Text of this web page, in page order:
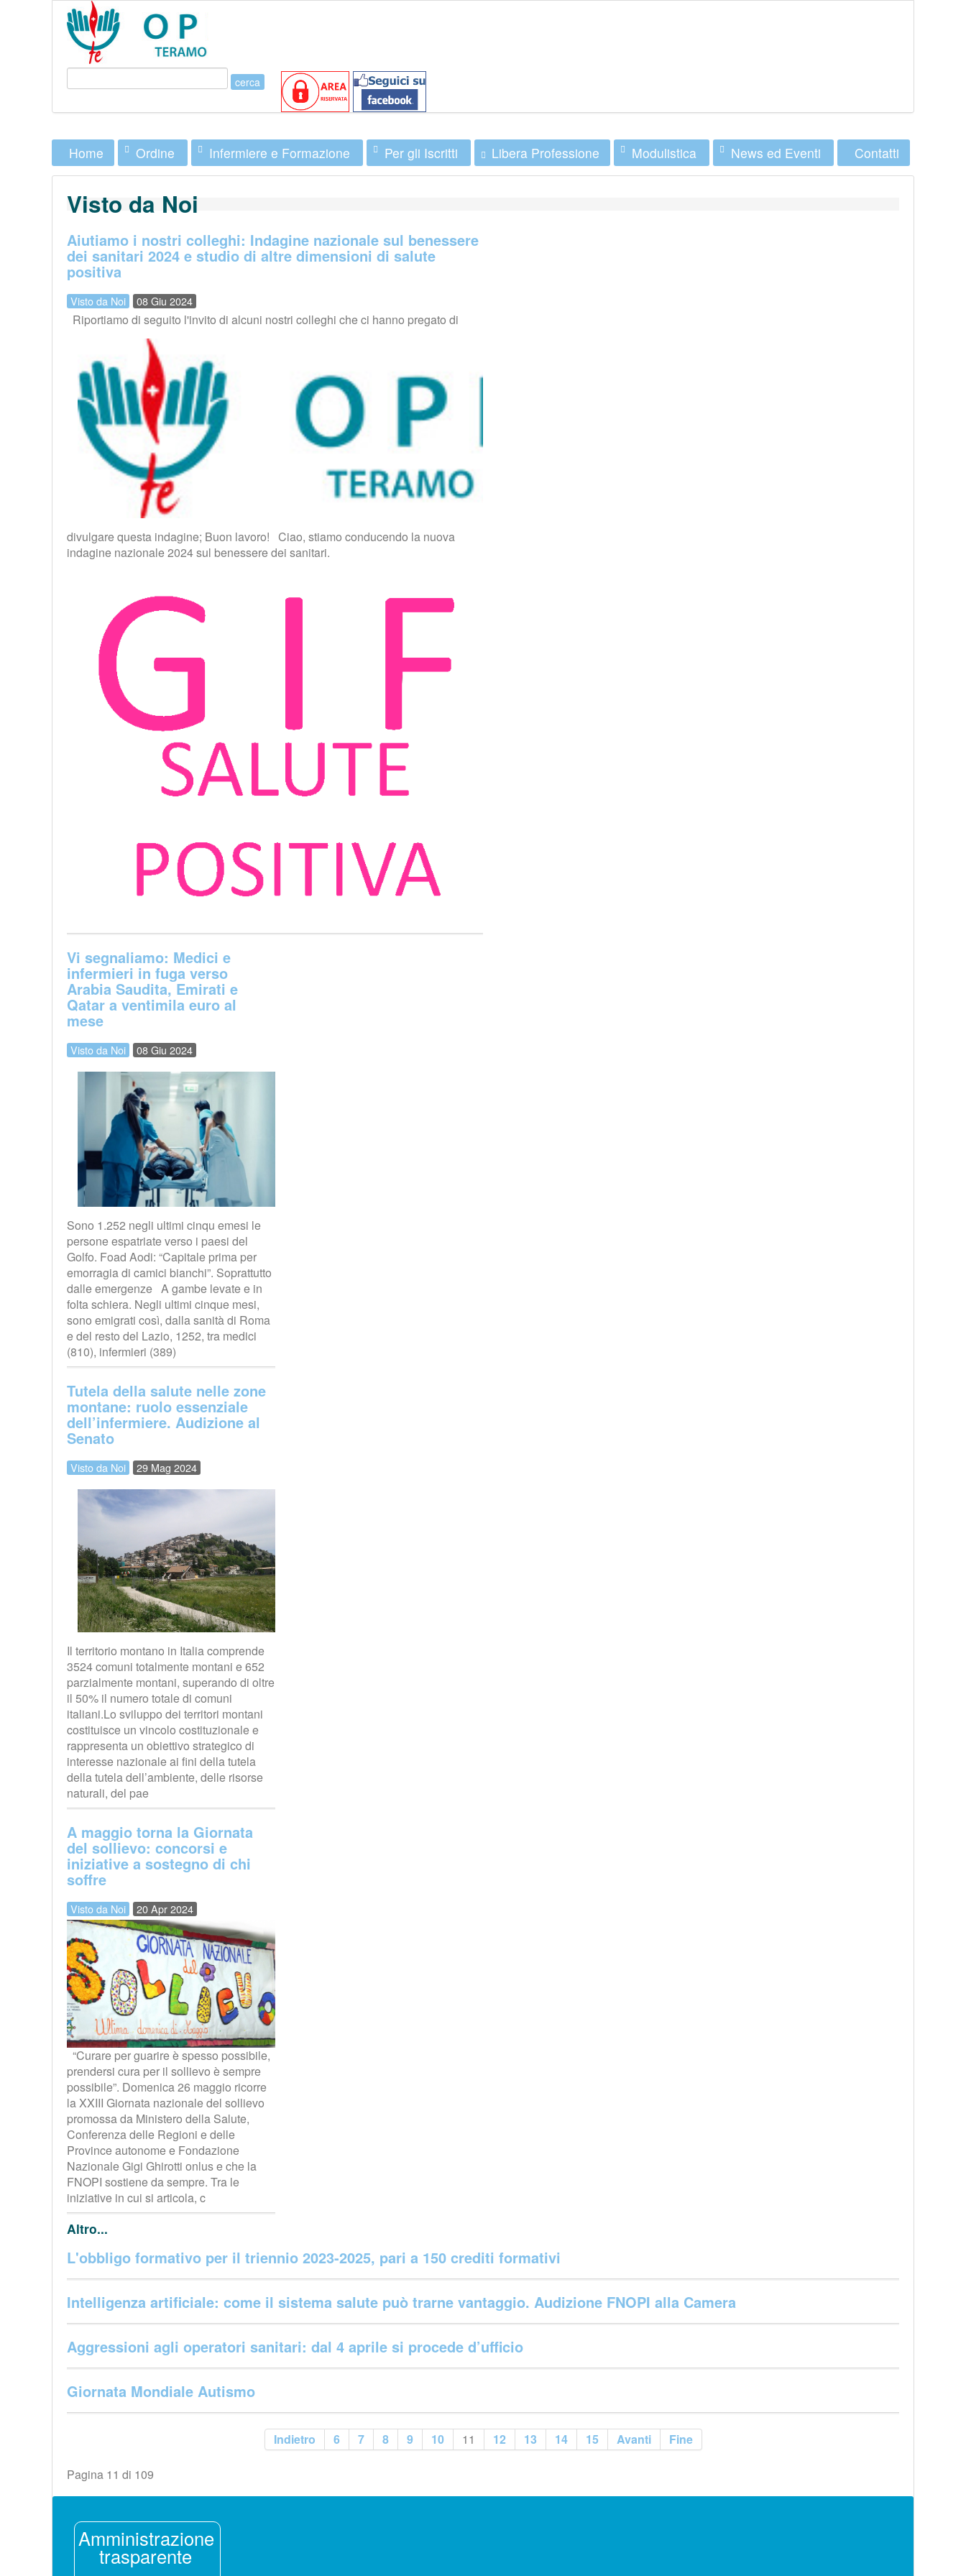
Home Ordine Infermiere e Formazione Per gli Iscritti Libera Professione Modulistica News ed Eventi Contatti
Visto da Noi
Aiutiamo i nostri colleghi: Indagine nazionale sul benessere
dei sanitari 2024 e studio di altre dimensioni di salute
positiva
Visto da Noi 08 Giu 2024
Riportiamo di seguito l'invito di alcuni nostri colleghi che ci hanno pregato di
divulgare questa indagine; Buon lavoro! Ciao, stiamo conducendo la nuova
indagine nazionale 2024 sul benessere dei sanitari.
Vi segnaliamo: Medici e
infermieri in fuga verso
Arabia Saudita, Emirati e
Qatar a ventimila euro al
mese
Visto da Noi 08 Giu 2024
Sono 1.252 negli ultimi cinqu emesi le
persone espatriate verso i paesi del
Golfo. Foad Aodi: “Capitale prima per
emorragia di camici bianchi”. Soprattutto
dalle emergenze A gambe levate e in
folta schiera. Negli ultimi cinque mesi,
sono emigrati così, dalla sanità di Roma
e del resto del Lazio, 1252, tra medici
(810), infermieri (389)
Tutela della salute nelle zone
montane: ruolo essenziale
dell’infermiere. Audizione al
Senato
Visto da Noi 29 Mag 2024
Il territorio montano in Italia comprende
3524 comuni totalmente montani e 652
parzialmente montani, superando di oltre
il 50% il numero totale di comuni
italiani.Lo sviluppo dei territori montani
costituisce un vincolo costituzionale e
rappresenta un obiettivo strategico di
interesse nazionale ai fini della tutela
della tutela dell’ambiente, delle risorse
naturali, del pae
A maggio torna la Giornata
del sollievo: concorsi e
iniziative a sostegno di chi
soffre
Visto da Noi 20 Apr 2024
“Curare per guarire è spesso possibile,
prendersi cura per il sollievo è sempre
possibile”. Domenica 26 maggio ricorre
la XXIII Giornata nazionale del sollievo
promossa da Ministero della Salute,
Conferenza delle Regioni e delle
Province autonome e Fondazione
Nazionale Gigi Ghirotti onlus e che la
FNOPI sostiene da sempre. Tra le
iniziative in cui si articola, c
Altro...
L'obbligo formativo per il triennio 2023-2025, pari a 150 crediti formativi
Intelligenza artificiale: come il sistema salute può trarne vantaggio. Audizione FNOPI alla Camera
Aggressioni agli operatori sanitari: dal 4 aprile si procede d’ufficio
Giornata Mondiale Autismo
Indietro 6 7 8 9 10 11 12 13 14 15 Avanti Fine
Pagina 11 di 109
Amministrazione
trasparente